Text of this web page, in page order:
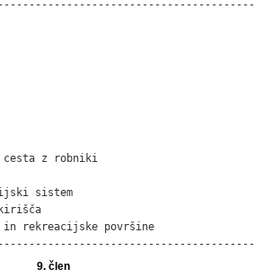
cesta z robniki
sistem
parkirišča
in rekreacijske površine
9. člen